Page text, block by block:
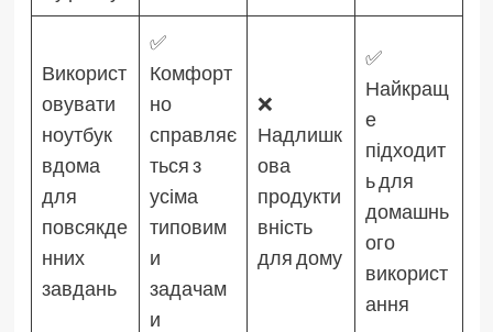
Використ
овувати
ноутбук
вдома
для
повсякде
нних
завдань
✅
Комфорт
но
справляє
ться з
усіма
типовим
и
задачам
и
❌
Надлишк
ова
продукти
вність
для дому
✅
Найкращ
е
підходит
ь для
домашнь
ого
використ
ання